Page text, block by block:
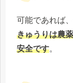
可能であれば
きゅうりは農
安全です。